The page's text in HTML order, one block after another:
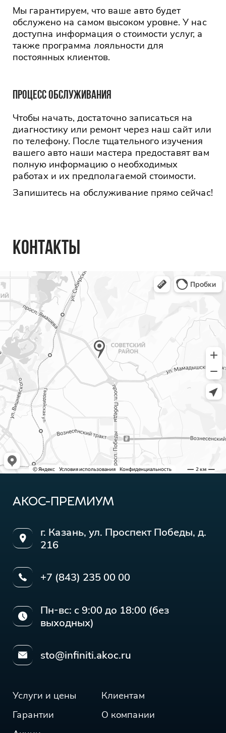
Мы гарантируем, что ваше авто будет
обслужено на самом высоком уровне. У нас
доступна информация о стоимости услуг, а
также программа лояльности для
постоянных клиентов.
ПРОЦЕСС ОБСЛУЖИВАНИЯ
Чтобы начать, достаточно записаться на
диагностику или ремонт через наш сайт или
по телефону. После тщательного изучения
вашего авто наши мастера предоставят вам
полную информацию о необходимых
работах и их предполагаемой стоимости.
Запишитесь на обслуживание прямо сейчас!
КОНТАКТЫ
АКОС-ПРЕМИУМ
Услуги и цены
Гарантии
Клиентам
О компании
г. Казань, ул. Проспект Победы, д.
216
+7 (843) 235 00 00
Пн-вс: с 9:00 до 18:00 (без
выходных)
sto@infiniti.akoc.ru